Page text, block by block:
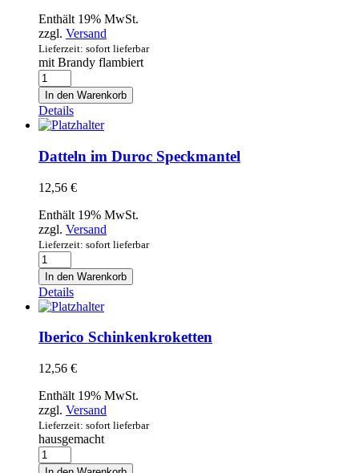
Enthält 19% MwSt.
zzgl. Versand
Lieferzeit: sofort lieferbar
mit Brandy flambiert
Gegrillte
Chorizo
Menge
In den Warenkorb
Details
Datteln im Duroc Speckmantel
12,56 €
Enthält 19% MwSt.
zzgl. Versand
Lieferzeit: sofort lieferbar
Datteln
im
Duroc
Speckmantel
Menge
In den Warenkorb
Details
Iberico Schinkenkroketten
12,56 €
Enthält 19% MwSt.
zzgl. Versand
Lieferzeit: sofort lieferbar
hausgemacht
Iberico
Schinkenkroketten